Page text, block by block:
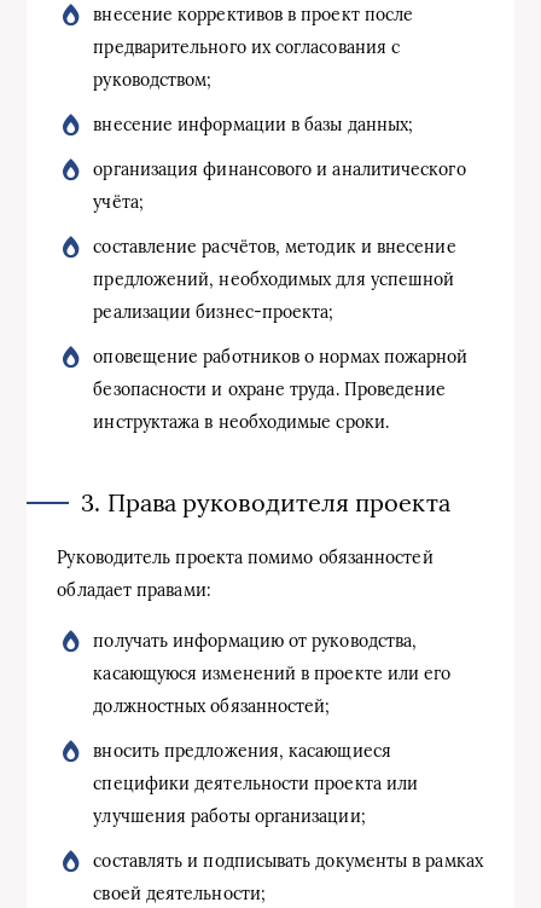
внесение коррективов в проект после
предварительного их согласования с
руководством;
внесение информации в базы данных;
организация финансового и аналитического
учёта;
составление расчётов, методик и внесение
предложений, необходимых для успешной
реализации бизнес-проекта;
оповещение работников о нормах пожарной
безопасности и охране труда. Проведение
инструктажа в необходимые сроки.
3. Права руководителя проекта
Руководитель проекта помимо обязанностей
обладает правами:
получать информацию от руководства,
касающуюся изменений в проекте или его
должностных обязанностей;
вносить предложения, касающиеся
специфики деятельности проекта или
улучшения работы организации;
составлять и подписывать документы в рамках
своей деятельности;